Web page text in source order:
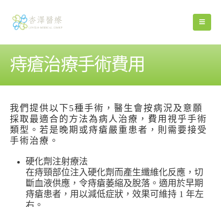
痔瘡治療手術費用
我們提供以下5種手術，醫生會按病況及意願
採取最適合的方法為病人治療，費用視乎手術
類型。若是晚期或痔瘡嚴重患者，則需要接受
手術治療。
硬化劑注射療法
在痔頸部位注入硬化劑而產生纖維化反應，切
斷血液供應，令痔瘡萎縮及脫落。適用於早期
痔瘡患者，用以減低症狀，效果可維持 1 年左
右。